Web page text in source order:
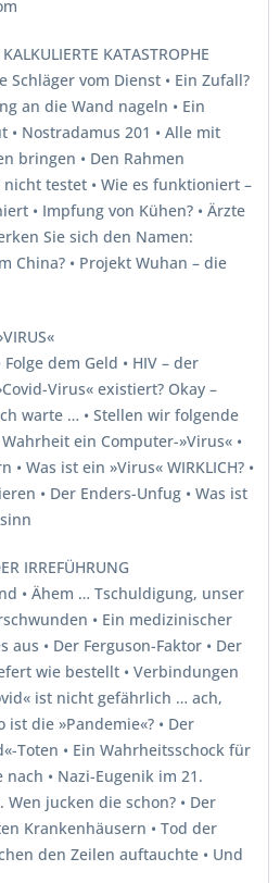
KATASTROPHE
Schläger vom Dienst • Ein Zufall?
an die Wand nageln • Ein
Nostradamus 201 • Alle mit
bringen • Den Rahmen
nicht testet • Wie es funktioniert –
• Impfung von Kühen? • Ärzte
Sie sich den Namen:
China? • Projekt Wuhan – die
dem Geld • HIV – der
Virus« existiert? Okay –
warte … • Stellen wir folgende
ein Computer-»Virus« •
Was ist ein »Virus« WIRKLICH? •
• Der Enders-Unfug • Was ist
IRREFÜHRUNG
• Ähem … Tschuldigung, unser
• Ein medizinischer
• Der Ferguson-Faktor • Der
wie bestellt • Verbindungen
ist nicht gefährlich … ach,
ist die »Pandemie«? • Der
Toten • Ein Wahrheitsschock für
• Nazi-Eugenik im 21.
jucken die schon? • Der
Krankenhäusern • Tod der
den Zeilen auftauchte • Und